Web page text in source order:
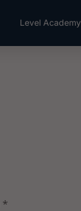
Level Academy
*